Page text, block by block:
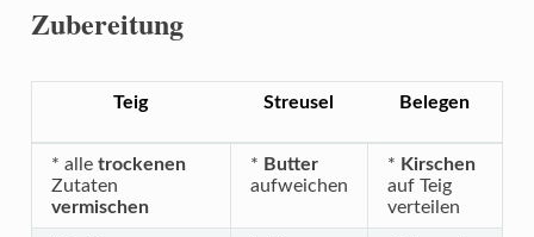
Zubereitung
Teig Streusel Belegen
* alle trockenen
Zutaten
vermischen
* Butter
aufweichen
* Kirschen
auf Teig
verteilen